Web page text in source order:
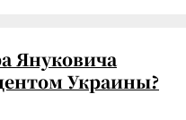
Януковича
Украины?